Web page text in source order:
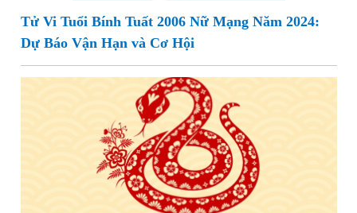
Tử Vi Tuổi Bính Tuất 2006 Nữ Mạng Năm 2024:
Dự Báo Vận Hạn và Cơ Hội